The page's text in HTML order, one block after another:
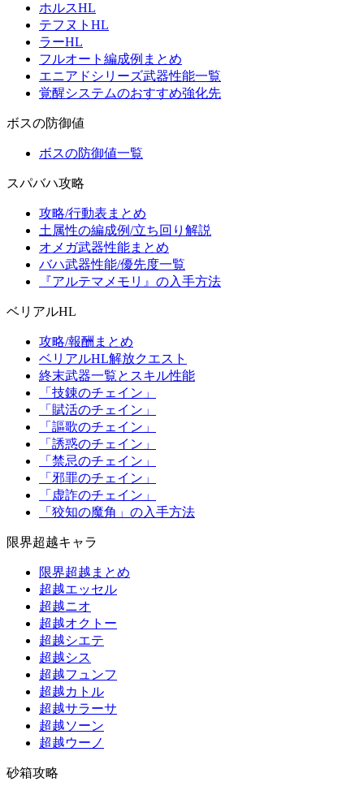
ホルスHL
テフヌトHL
ラーHL
フルオート編成例まとめ
エニアドシリーズ武器性能一覧
覚醒システムのおすすめ強化先
ボスの防御値
ボスの防御値一覧
スパバハ攻略
攻略/行動表まとめ
土属性の編成例/立ち回り解説
オメガ武器性能まとめ
バハ武器性能/優先度一覧
『アルテマメモリ』の入手方法
ベリアルHL
攻略/報酬まとめ
ベリアルHL解放クエスト
終末武器一覧とスキル性能
「技錬のチェイン」
「賦活のチェイン」
「謳歌のチェイン」
「誘惑のチェイン」
「禁忌のチェイン」
「邪罪のチェイン」
「虚詐のチェイン」
「狡知の魔角」の入手方法
限界超越キャラ
限界超越まとめ
超越エッセル
超越ニオ
超越オクトー
超越シエテ
超越シス
超越フュンフ
超越カトル
超越サラーサ
超越ソーン
超越ウーノ
砂箱攻略